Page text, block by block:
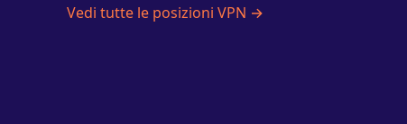
Vedi tutte le posizioni VPN →